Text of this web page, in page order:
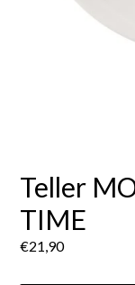
Teller
TIME
Normaler
€21,90